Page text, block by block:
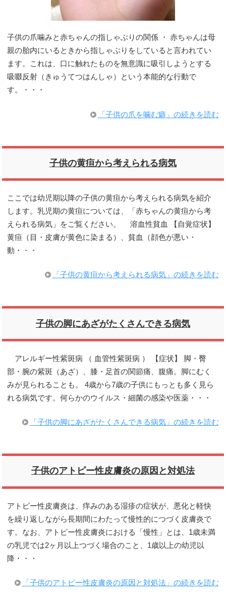
子供の爪噛みと赤ちゃんの指しゃぶりの関係 ・ 赤ちゃんは母
親の胎内にいるときから指しゃぶりをしていると言われてい
ます。これは、口に触れたものを無意識に吸引しようとする
吸啜反射（きゅうてつはんしゃ）という本能的な行動で
す。・・・
「子供の爪を噛む癖」の続きを読む
子供の黄疸から考えられる病気
ここでは幼児期以降の子供の黄疸から考えられる病気を紹介
します。乳児期の黄疸については、「赤ちゃんの黄疸から考
えられる病気」をご覧ください。 溶血性貧血 【自覚症状】
黄疸（目・皮膚が黄色に染まる）、貧血（顔色が悪い・
動・・・
「子供の黄疸から考えられる病気」の続きを読む
子供の脚にあざがたくさんできる病気
アレルギー性紫斑病 （ 血管性紫斑病 ） 【症状】 脚・臀
部・腕の紫斑（あざ）、膝・足首の関節痛、腹痛。脚にむく
みが見られることも。 4歳から7歳の子供にもっとも多く見ら
れる病気です。何らかのウイルス・細菌の感染や医薬・・・
「子供の脚にあざがたくさんできる病気」の続きを読む
子供のアトピー性皮膚炎の原因と対処法
アトピー性皮膚炎は、痒みのある湿疹の症状が、悪化と軽快
を繰り返しながら長期間にわたって慢性的につづく皮膚炎で
す。なお、アトピー性皮膚炎における「慢性」とは、1歳未満
の乳児では2ヶ月以上つづく場合のこと、1歳以上の幼児以
降・・・
「子供のアトピー性皮膚炎の原因と対処法」の続きを読む